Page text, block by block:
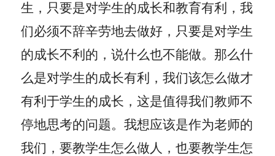
生，只要是对学生的成长和教育有利，我
们必须不辞辛劳地去做好，只要是对学生
的成长不利的，说什么也不能做。那么什
么是对学生的成长有利，我们该怎么做才
有利于学生的成长，这是值得我们教师不
停地思考的问题。我想应该是作为老师的
我们，要教学生怎么做人，也要教学生怎